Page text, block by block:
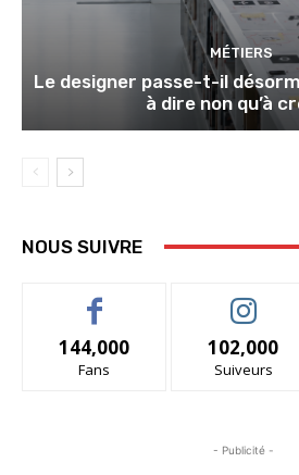
MÉTIERS
Le designer passe-t-il
à dire non qu’à
NOUS SUIVRE
144,000
Fans
102,000
Suiveurs
- Publicité -